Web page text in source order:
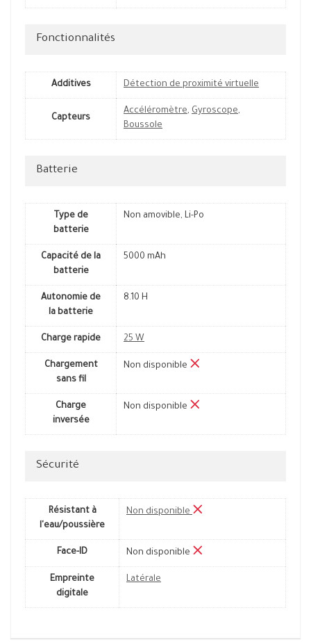
Fonctionnalités
Additives Détection de proximité virtuelle
Capteurs
Accéléromètre, Gyroscope,
Boussole
Batterie
Type de
batterie
Non amovible, Li-Po
Capacité de la
batterie
5000 mAh
Autonomie de
la batterie
8.10 H
Charge rapide 25 W
Chargement
sans fil
Non disponible
Charge
inversée
Non disponible
Sécurité
Résistant à
l'eau/poussière
Non disponible
Face-ID Non disponible
Empreinte
digitale
Latérale